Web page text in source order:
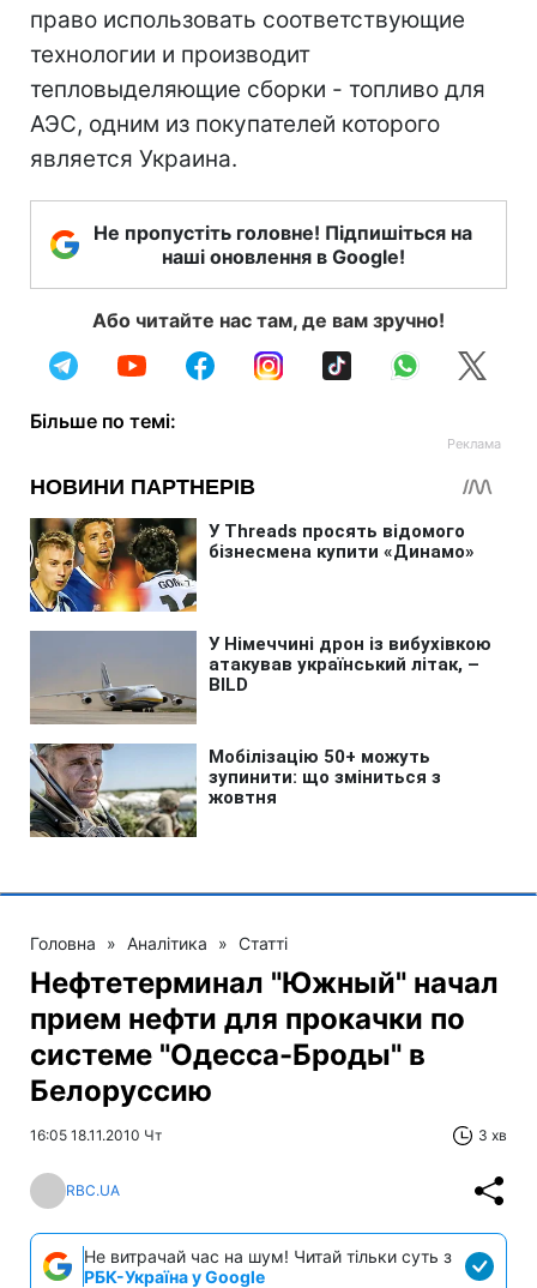
право использовать соответствующие
технологии и производит
тепловыделяющие сборки - топливо для
АЭС, одним из покупателей которого
является Украина.
Не пропустіть головне! Підпишіться на
наші оновлення в Google!
Або читайте нас там, де вам зручно!
Більше по темі:
Головна » Аналітика » Статті
Нефтетерминал "Южный" начал
прием нефти для прокачки по
системе "Одесса-Броды" в
Белоруссию
16:05 18.11.2010 Чт 3 хв
RBC.UA
Не витрачай час на шум! Читай тільки суть з
РБК-Україна у Google